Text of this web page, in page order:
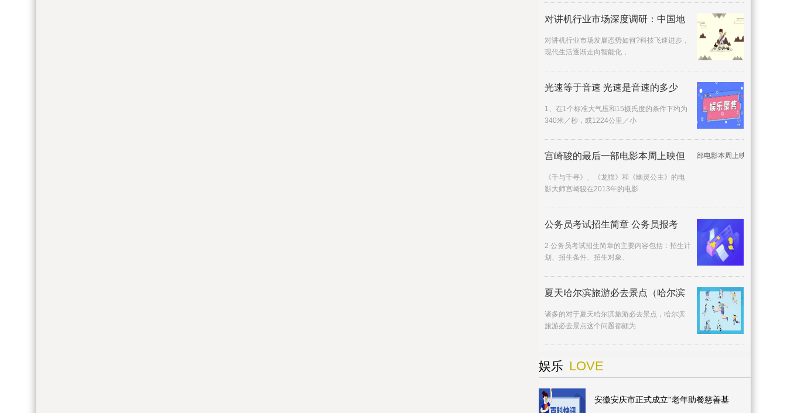
对讲机行业市场深度调研：中国地
对讲机行业市场发展态势如何?科技飞速进步，
现代生活逐渐走向智能化，
光速等于音速 光速是音速的多少
1、在1个标准大气压和15摄氏度的条件下约为
340米／秒，或1224公里／小
宫崎骏的最后一部电影本周上映但
《千与千寻》、《龙猫》和《幽灵公主》的电
影大师宫崎骏在2013年的电影
公务员考试招生简章 公务员报考
2 公务员考试招生简章的主要内容包括：招生计
划、招生条件、招生对象、
夏天哈尔滨旅游必去景点（哈尔滨
诸多的对于夏天哈尔滨旅游必去景点，哈尔滨
旅游必去景点这个问题都颇为
娱乐 LOVE
安徽安庆市正式成立“老年助餐慈善基